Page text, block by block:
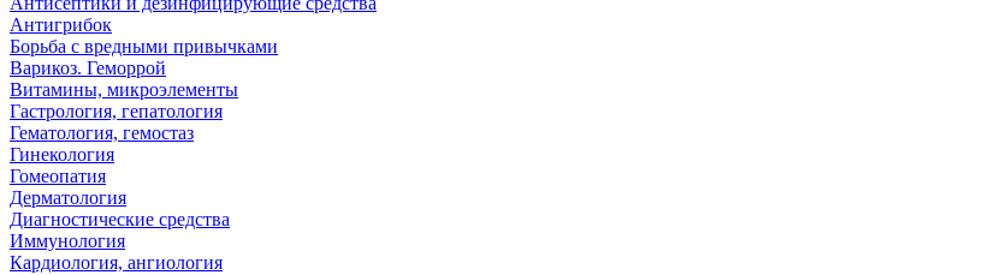
Антигрибок
Борьба с вредными привычками
Варикоз. Геморрой
Витамины, микроэлементы
Гастрология, гепатология
Гематология, гемостаз
Гинекология
Гомеопатия
Дерматология
Диагностические средства
Иммунология
Кардиология, ангиология